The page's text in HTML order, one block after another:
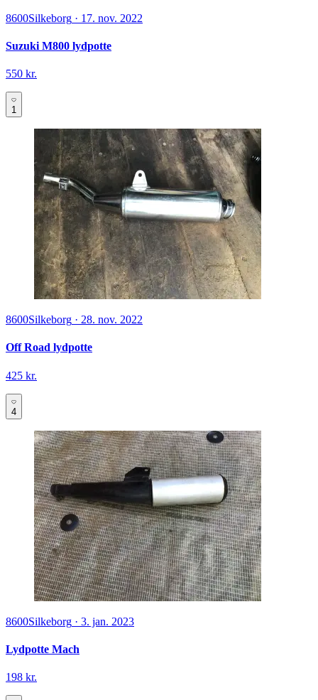
8600Silkeborg · 17. nov. 2022
Suzuki M800 lydpotte
550 kr.
1
8600Silkeborg · 28. nov. 2022
Off Road lydpotte
425 kr.
4
8600Silkeborg · 3. jan. 2023
Lydpotte Mach
198 kr.